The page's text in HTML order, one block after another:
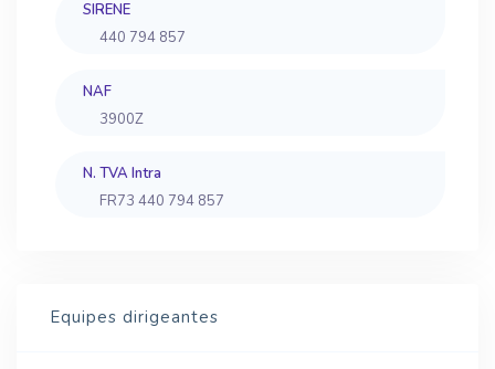
SIRENE
440 794 857
NAF
3900Z
N. TVA Intra
FR73 440 794 857
Equipes dirigeantes